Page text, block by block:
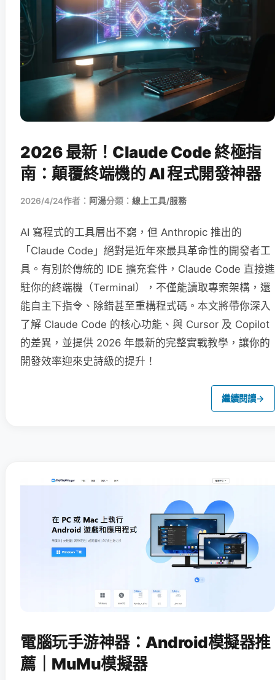
2026 最新！Claude Code 終極指
南：顛覆終端機的 AI 程式開發神器
2026/4/24作者： 阿湯分類： 線上工具/服務
AI 寫程式的工具層出不窮，但 Anthropic 推出的
「Claude Code」絕對是近年來最具革命性的開發者工
具。有別於傳統的 IDE 擴充套件，Claude Code 直接進
駐你的終端機（Terminal），不僅能讀取專案架構，還
能自主下指令、除錯甚至重構程式碼。本文將帶你深入
了解 Claude Code 的核心功能、與 Cursor 及 Copilot
的差異，並提供 2026 年最新的完整實戰教學，讓你的
開發效率迎來史詩級的提升！
繼續閱讀→
電腦玩手游神器：Android模擬器推
薦｜MuMu模擬器